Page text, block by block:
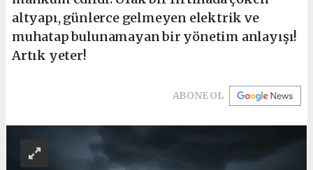
altyapı, günlerce gelmeyen elektrik ve
muhatap bulunamayan bir yönetim anlayışı!
Artık yeter!
ABONE OL